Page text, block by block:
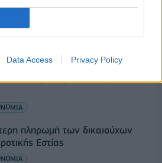
Data Access Privacy Policy
κατά 0,59%, στα 320,42
πληρωμή των δικαιούχων
Εστίας